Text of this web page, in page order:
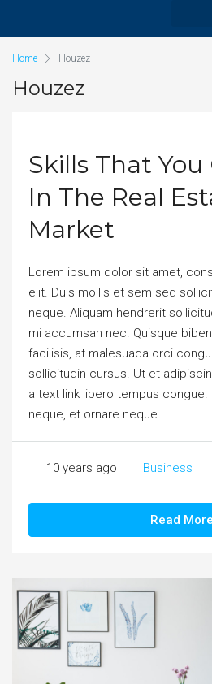
Home Houzez
Houzez
Skills That
In The Real
Market
Lorem ipsum dolor sit amet,
elit. Duis mollis et sem sed
neque. Aliquam hendrerit
mi accumsan nec. Quisque
facilisis, at malesuada orci
sollicitudin cursus. Ut et
a text link libero tempus
neque, et ornare neque...
10 years ago Business
Read More
Buy a Commercial Property
Commercial Property Management
Other
Hi! My name is Paityn Gouse.